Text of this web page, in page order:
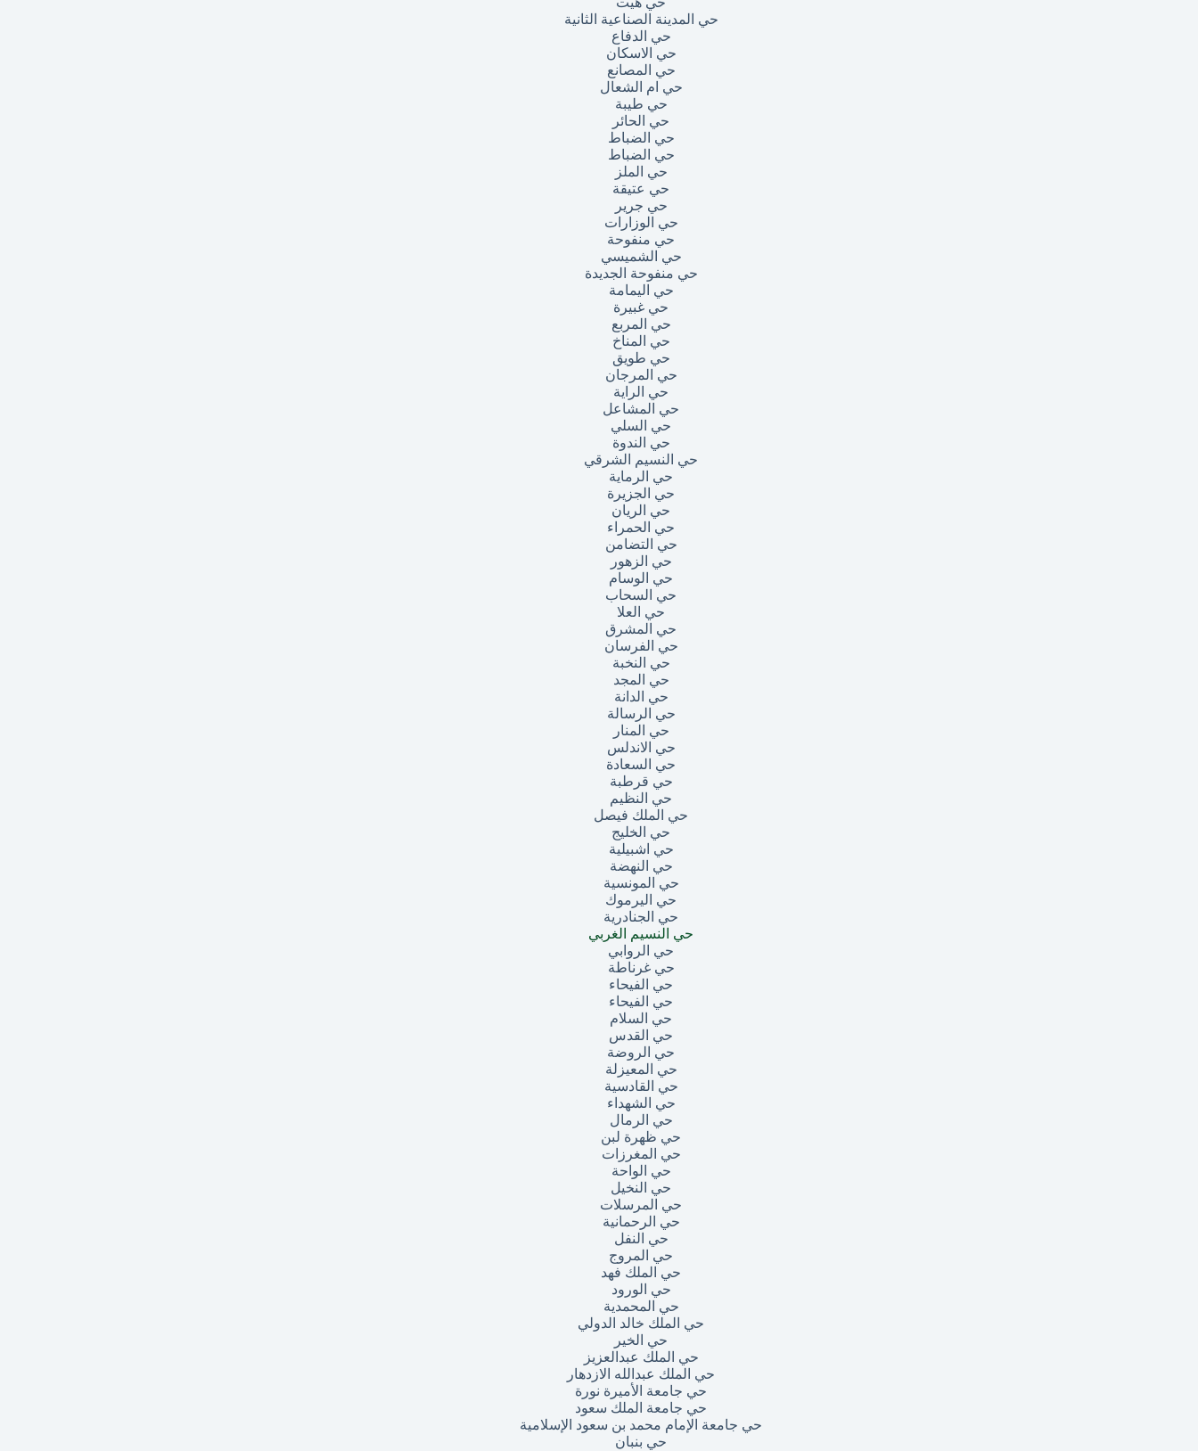
حي المدينة الصناعية الثانية
حي الدفاع
حي الاسكان
حي المصانع
حي ام الشعال
حي طيبة
حي الحائر
حي الضباط
حي الضباط
حي الملز
حي عتيقة
حي جرير
حي الوزارات
حي منفوحة
حي الشميسي
حي منفوحة الجديدة
حي اليمامة
حي غبيرة
حي المربع
حي المناخ
حي طويق
حي المرجان
حي الراية
حي المشاعل
حي السلي
حي الندوة
حي النسيم الشرقي
حي الرماية
حي الجزيرة
حي الريان
حي الحمراء
حي التضامن
حي الزهور
حي الوسام
حي السحاب
حي العلا
حي المشرق
حي الفرسان
حي النخبة
حي المجد
حي الدانة
حي الرسالة
حي المنار
حي الاندلس
حي السعادة
حي قرطبة
حي النظيم
حي الملك فيصل
حي الخليج
حي اشبيلية
حي النهضة
حي المونسية
حي اليرموك
حي الجنادرية
حي النسيم الغربي
حي الروابي
حي غرناطة
حي الفيحاء
حي الفيحاء
حي السلام
حي القدس
حي الروضة
حي المعيزلة
حي القادسية
حي الشهداء
حي الرمال
حي ظهرة لبن
حي المغرزات
حي الواحة
حي النخيل
حي المرسلات
حي الرحمانية
حي النفل
حي المروج
حي الملك فهد
حي الورود
حي المحمدية
حي الملك خالد الدولي
حي الخير
حي الملك عبدالعزيز
حي الملك عبدالله الازدهار
حي جامعة الأميرة نورة
حي جامعة الملك سعود
حي جامعة الإمام محمد بن سعود الإسلامية
حي بنبان